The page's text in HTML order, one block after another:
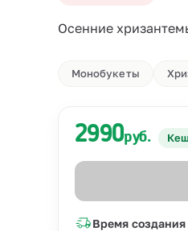
Осенние
Монобукеты
2990руб.
Время создания